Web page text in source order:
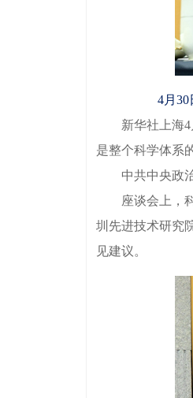
4月
新华社上海4月
是整个科学体系
中共中央政治
座谈会上，科
圳先进技术研究
见建议。